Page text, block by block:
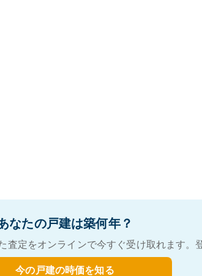
なたの戸建は築何年？
査定をオンラインで今すぐ受け取れます。
今の戸建の時価を知る